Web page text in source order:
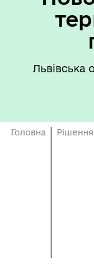
Львівська
Головна Рішення